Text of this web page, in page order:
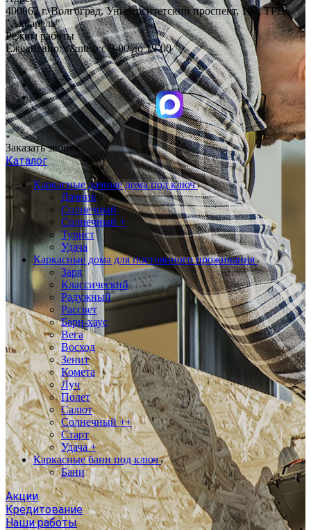
400062 г. Волгоград, Университетский проспект, 107, ТРЦ
"Акварель"
Режим работы
Ежедневно: с&nbsp;с 9-00 до 19-00
Заказать звонок
Каталог
Каркасные дачные дома под ключ
Дачник
Солнечный
Солнечный +
Турист
Удача
Каркасные дома для постоянного проживания
Заря
Классический
Радужный
Рассвет
Барн-хаус
Вега
Восход
Зенит
Комета
Луч
Полет
Салют
Солнечный ++
Старт
Удача +
Каркасные бани под ключ
Бани
Акции
Кредитование
Наши работы